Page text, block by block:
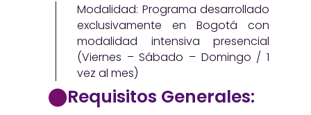
Modalidad: Programa desarrollado
exclusivamente en Bogotá con
modalidad intensiva presencial
(Viernes – Sábado – Domingo / 1
vez al mes)
Requisitos Generales: